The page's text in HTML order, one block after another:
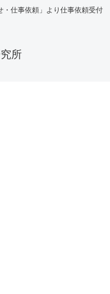
仕事依頼」より仕事依頼受付
所